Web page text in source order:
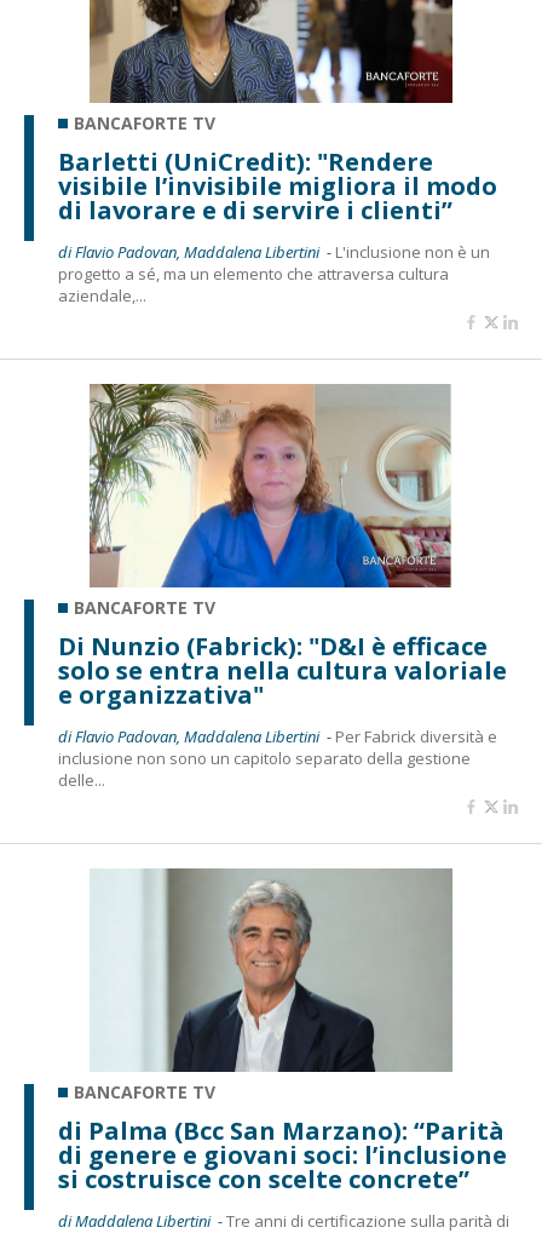
BANCAFORTE TV
Barletti (UniCredit): "Rendere
visibile l’invisibile migliora il modo
di lavorare e di servire i clienti”
di Flavio Padovan, Maddalena Libertini - L'inclusione non è un
progetto a sé, ma un elemento che attraversa cultura
aziendale,...
BANCAFORTE TV
Di Nunzio (Fabrick): "D&I è efficace
solo se entra nella cultura valoriale
e organizzativa"
di Flavio Padovan, Maddalena Libertini - Per Fabrick diversità e
inclusione non sono un capitolo separato della gestione
delle...
BANCAFORTE TV
di Palma (Bcc San Marzano): “Parità
di genere e giovani soci: l’inclusione
si costruisce con scelte concrete”
di Maddalena Libertini -Tre anni di certificazione sulla parità di